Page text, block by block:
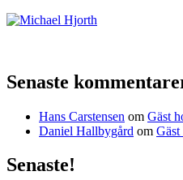
Senaste
Hans Carstensen om Gäst
Daniel Hallbygård om
Senaste!